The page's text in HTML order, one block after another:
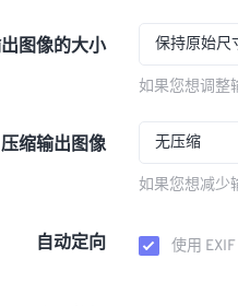
图像的大小 保持原始尺
如果您想调整
压缩输出图像 无压缩
如果您想减少
自动定向 使用